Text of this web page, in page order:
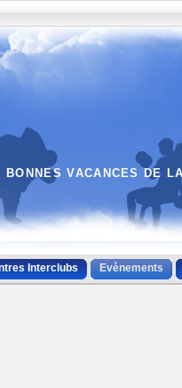
BONNES VACANCES DE
Interclubs Evènements